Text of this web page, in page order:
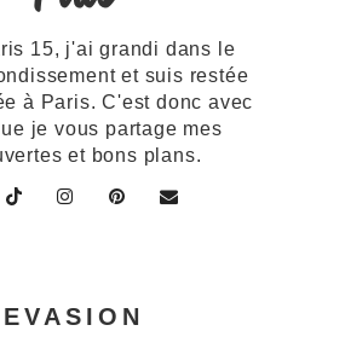
15, j'ai grandi dans le
et suis restée
à Paris. C'est donc avec
je vous partage mes
et bons plans.
EVASION